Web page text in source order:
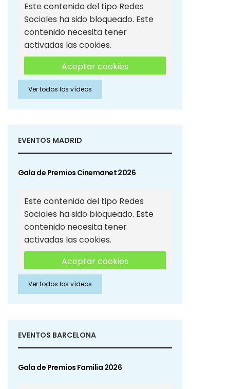
Este contenido del tipo Redes
Sociales ha sido bloqueado. Este
contenido necesita tener
activadas las cookies.
Aceptar cookies
Aceptar cookies de Redes
Sociales
Ver todos los vídeos
EVENTOS MADRID
Gala de Premios Cinemanet 2026
Este contenido del tipo Redes
Sociales ha sido bloqueado. Este
contenido necesita tener
activadas las cookies.
Aceptar cookies
Aceptar cookies de Redes
Sociales
Ver todos los vídeos
EVENTOS BARCELONA
Gala de Premios Familia 2026